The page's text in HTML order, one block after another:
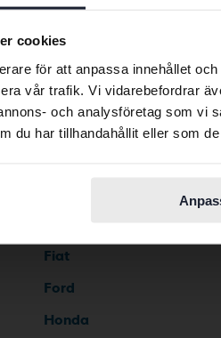
cookies
för att anpassa innehållet
vår trafik. Vi vidarebefordrar
och analysföretag som vi
du har tillhandahållit eller som
Fiat
Ford
Honda
preferences than Swedish.
abroad we have an English
contains all the same vehicles
Continue in